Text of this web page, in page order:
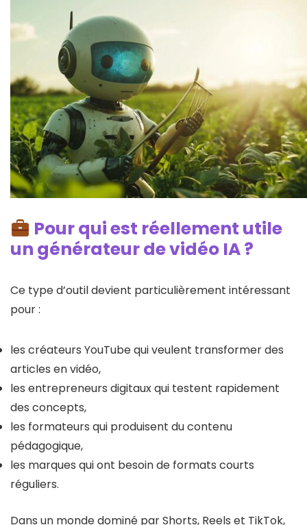
Pour qui est réellement utile
un générateur de vidéo IA ?
Ce type d’outil devient particulièrement intéressant
pour :
les créateurs YouTube qui veulent transformer des
articles en vidéo,
les entrepreneurs digitaux qui testent rapidement
des concepts,
les formateurs qui produisent du contenu
pédagogique,
les marques qui ont besoin de formats courts
réguliers.
Dans un monde dominé par Shorts, Reels et TikTok,